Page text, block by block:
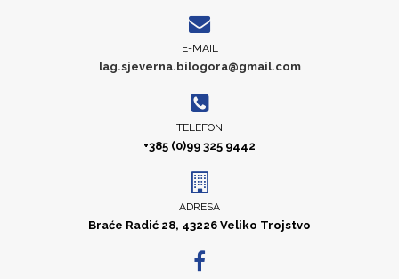
E-MAIL
lag.sjeverna.bilogora@gmail.com
TELEFON
+385 (0)99 325 9442
ADRESA
Braće Radić 28, 43226 Veliko Trojstvo